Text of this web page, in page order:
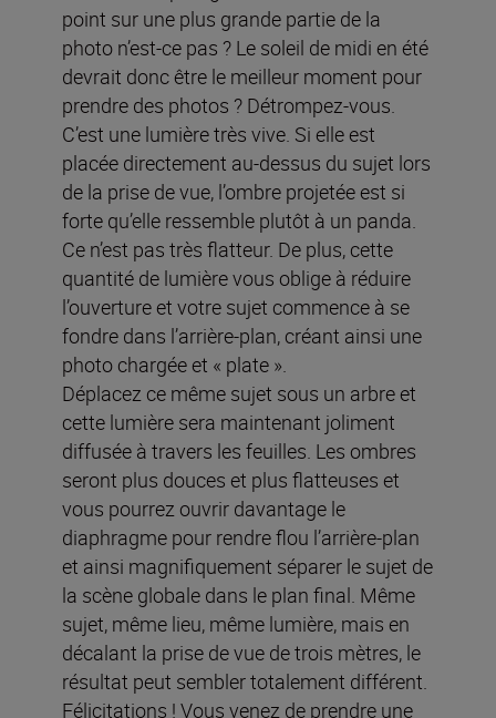
point sur une plus grande partie de la
photo n’est-ce pas ? Le soleil de midi en été
devrait donc être le meilleur moment pour
prendre des photos ? Détrompez-vous.
C’est une lumière très vive. Si elle est
placée directement au-dessus du sujet lors
de la prise de vue, l’ombre projetée est si
forte qu’elle ressemble plutôt à un panda.
Ce n’est pas très flatteur. De plus, cette
quantité de lumière vous oblige à réduire
l’ouverture et votre sujet commence à se
fondre dans l’arrière-plan, créant ainsi une
photo chargée et « plate ».
Déplacez ce même sujet sous un arbre et
cette lumière sera maintenant joliment
diffusée à travers les feuilles. Les ombres
seront plus douces et plus flatteuses et
vous pourrez ouvrir davantage le
diaphragme pour rendre flou l’arrière-plan
et ainsi magnifiquement séparer le sujet de
la scène globale dans le plan final. Même
sujet, même lieu, même lumière, mais en
décalant la prise de vue de trois mètres, le
résultat peut sembler totalement différent.
Félicitations ! Vous venez de prendre une